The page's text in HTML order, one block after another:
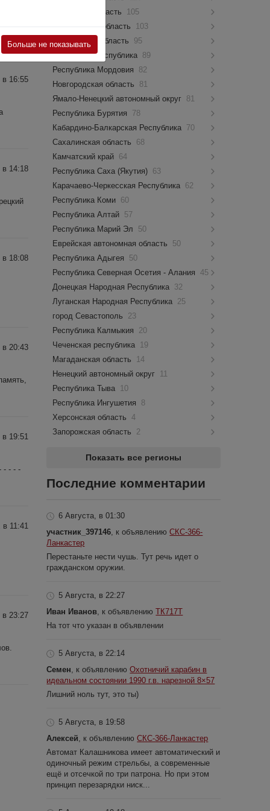
в 16:55
14:18
18:08
в 20:43
19:51
- - - -
11:41
в 23:27
Больше не показывать
Псковская область
105
Костромская область
103
Мурманская область
95
Чувашская Республика 89
Республика Мордовия
82
Новгородская область
81
Ямало-Ненецкий автономный округ 81
Республика Бурятия
78
Кабардино-Балкарская Республика 70
Сахалинская область
68
Камчатский край 64
Республика Саха (Якутия) 63
Карачаево-Черкесская Республика 62
Республика Коми 60
Республика Алтай 57
Республика Марий Эл
50
Еврейская автономная область
50
Республика Адыгея
50
Республика Северная Осетия - Алания
45
Донецкая Народная Республика 32
Луганская Народная Республика 25
город Севастополь
23
Республика Калмыкия
20
Чеченская республика 19
Магаданская область
14
Ненецкий автономный округ 11
Республика Тыва 10
Республика Ингушетия
8
Херсонская область
4
Запорожская область
2
Показать все регионы
Последние комментарии
6 Августа, в 01:30
участник_397146 , к объявлениюСКС-366-
Ланкастер
Перестаньте нести чушь. Тут речь идет о
гражданском оружии.
5 Августа, в 22:27
Иван Иванов , к объявлениюТК717Т
На тот что указан в объявлении
5 Августа, в 22:14
Семен , к объявлениюОхотничий карабин в
идеальном состоянии 1990 г.в. нарезной 8×57
Лишний ноль тут, это ты)
5 Августа, в 19:58
Алексей , к объявлениюСКС-366-Ланкастер
Автомат Калашникова имеет автоматический и
одиночный режим стрельбы, а современные
ещё и отсечкой по три патрона. Но при этом
принцип перезарядки ниск...